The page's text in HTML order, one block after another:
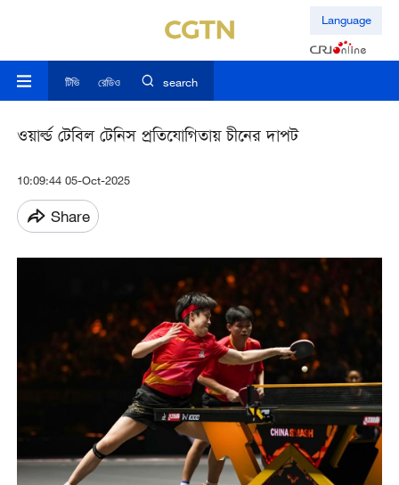
Language
টিভি রেডিও search
ওয়ার্ল্ড টেবিল টেনিস প্রতিযোগিতায় চীনের দাপট
10:09:44 05-Oct-2025
Share